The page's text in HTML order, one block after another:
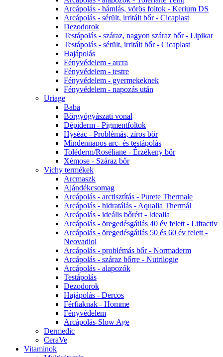
Arcápolás - hámlás, vörös foltok - Kerium DS
Arcápolás - sérült, irritált bőr - Cicaplast
Dezodorok
Testápolás - száraz, nagyon száraz bőr - Lipikar
Testápolás - sérült, irritált bőr - Cicaplast
Hajápolás
Fényvédelem - arcra
Fényvédelem - testre
Fényvédelem - gyermekeknek
Fényvédelem - napozás után
Uriage
Baba
Bőrgyógyászati vonal
Dépiderm - Pigmentfoltok
Hyséac - Problémás, zíros bőr
Mindennapos arc- és testápolás
Toléderm/Roséliane - Érzékeny bőr
Xémose - Száraz bőr
Vichy termékek
Arcmaszk
Ajándékcsomag
Arcápolás - arctisztítás - Purete Thermale
Arcápolás - hidratálás - Aqualia Thermál
Arcápolás - ideális bőrért - Idealia
Arcápolás - öregedésgátlás 40 év felett - Liftactiv
Arcápolás - öregedésgátlás 50 és 60 év felett -
Neovadiol
Arcápolás - problémás bőr - Normaderm
Arcápolás - száraz bőrre - Nutrilogie
Arcápolás - alapozók
Testápolás
Dezodorok
Hajápolás - Dercos
Férfiaknak - Homme
Fényvédelem
Arcápolás-Slow Age
Dermedic
CeraVe
Vitaminok